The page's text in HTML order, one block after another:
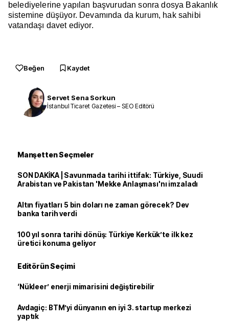
belediyelerine yapılan başvurudan sonra dosya Bakanlık
sistemine düşüyor. Devamında da kurum, hak sahibi
vatandaşı davet ediyor.
Beğen Kaydet
Servet Sena Sorkun
İstanbul Ticaret Gazetesi – SEO Editörü
Manşetten Seçmeler
SON DAKİKA | Savunmada tarihi ittifak: Türkiye, Suudi
Arabistan ve Pakistan 'Mekke Anlaşması'nı imzaladı
Altın fiyatları 5 bin doları ne zaman görecek? Dev
banka tarih verdi
100 yıl sonra tarihi dönüş: Türkiye Kerkük’te ilk kez
üretici konuma geliyor
Editörün Seçimi
‘Nükleer’ enerji mimarisini değiştirebilir
Avdagiç: BTM’yi dünyanın en iyi 3. startup merkezi
yaptık